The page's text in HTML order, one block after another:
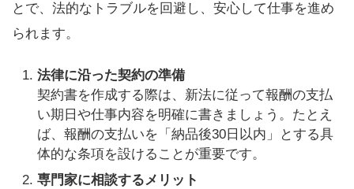
とで、法的なトラブルを回避し、安心して仕事を進め
られます。
法律に沿った契約の準備
契約書を作成する際は、新法に従って報酬の支払
い期日や仕事内容を明確に書きましょう。たとえ
ば、報酬の支払いを「納品後30日以内」とする具
体的な条項を設けることが重要です。
専門家に相談するメリット